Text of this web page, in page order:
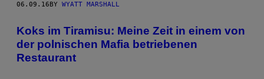
06.09.16 BY WYATT MARSHALL
Koks im Tiramisu: Meine Zeit in einem von
der polnischen Mafia betriebenen
Restaurant